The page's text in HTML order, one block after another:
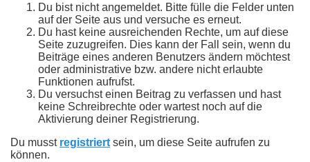
Du bist nicht angemeldet. Bitte fülle die Felder unten
auf der Seite aus und versuche es erneut.
Du hast keine ausreichenden Rechte, um auf diese
Seite zuzugreifen. Dies kann der Fall sein, wenn du
Beiträge eines anderen Benutzers ändern möchtest
oder administrative bzw. andere nicht erlaubte
Funktionen aufrufst.
Du versuchst einen Beitrag zu verfassen und hast
keine Schreibrechte oder wartest noch auf die
Aktivierung deiner Registrierung.
Du musst registriert sein, um diese Seite aufrufen zu
können.